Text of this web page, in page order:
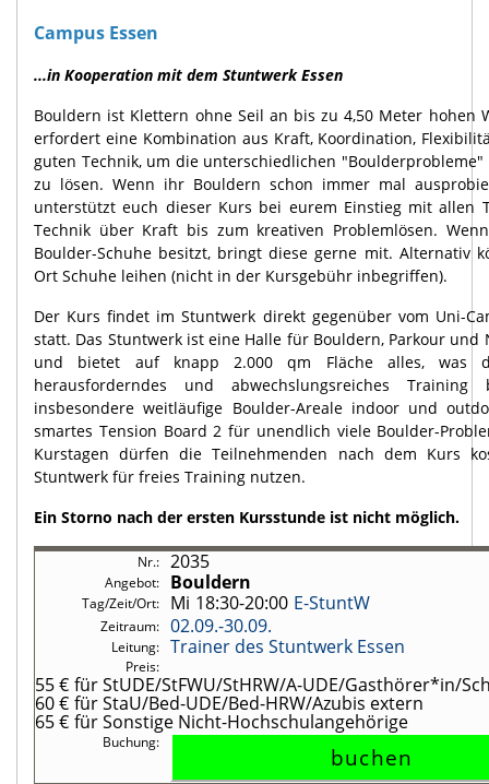
Campus Essen
...in Kooperation mit dem Stuntwerk Essen
Bouldern ist Klettern ohne Seil an bis zu 4,50 Meter hohen
erfordert eine Kombination aus Kraft, Koordination,
guten Technik, um die unterschiedlichen "Boulderprobleme"
zu lösen. Wenn ihr Bouldern schon immer mal
unterstützt euch dieser Kurs bei eurem Einstieg mit allen
Technik über Kraft bis zum kreativen Problemlösen.
Boulder-Schuhe besitzt, bringt diese gerne mit. Alternativ
Ort Schuhe leihen (nicht in der Kursgebühr inbegriffen).
Der Kurs findet im Stuntwerk direkt gegenüber vom Uni-
statt. Das Stuntwerk ist eine Halle für Bouldern, Parkour und
und bietet auf knapp 2.000 qm Fläche alles, was
herausforderndes und abwechslungsreiches Training
insbesondere weitläufige Boulder-Areale indoor und
smartes Tension Board 2 für unendlich viele Boulder-
Kurstagen dürfen die Teilnehmenden nach dem Kurs
Stuntwerk für freies Training nutzen.
Ein Storno nach der ersten Kursstunde ist nicht möglich.
2035
Bouldern
Mi 18:30-20:00 E-StuntW
02.09.-30.09.
Trainer des Stuntwerk Essen
55 € für StUDE/StFWU/StHRW/A-UDE/Gasthörer*in/
60 € für StaU/Bed-UDE/Bed-HRW/Azubis extern
65 € für Sonstige Nicht-Hochschulangehörige